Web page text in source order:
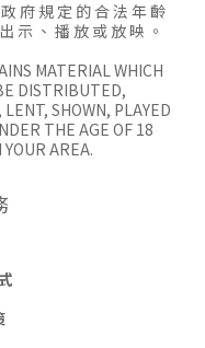
府 規 定 的 合 法 年 齡
示 、 播 放 或 放 映 。
MATERIAL WHICH
DISTRIBUTED,
SHOWN, PLAYED
THE AGE OF 18
AREA.